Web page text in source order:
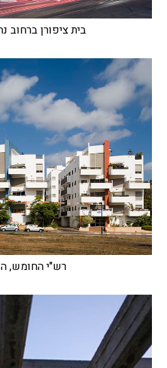
בית ציפורן ברחוב
רש"י החומש,